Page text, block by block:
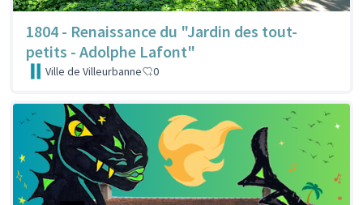
1804 - Renaissance du "Jardin des tout-
petits - Adolphe Lafont"
Ville de Villeurbanne 0